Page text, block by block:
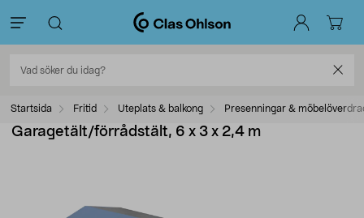
Startsida Fritid Uteplats & balkong Presenningar &
Garagetält/förrådstält, 6 x 3 x 2,4 m